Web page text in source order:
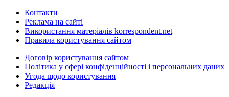
Контакти
Реклама на сайті
Використання матеріалів korrespondent.net
Правила користування сайтом
Договір користування сайтом
Політика у сфері конфіденційності і персональних даних
Угода щодо користування
Редакція